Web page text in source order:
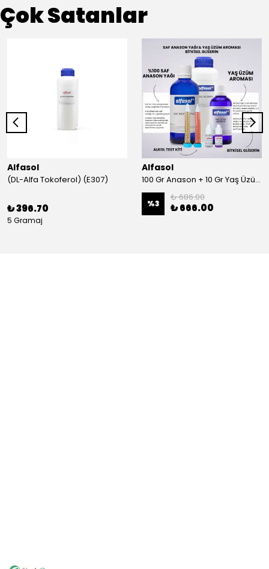
Çok Satanlar
Alfasol
(DL-Alfa Tokoferol) (E307)
₺ 396.70
5 Gramaj
Alfasol
100 Gr Anason + 10 Gr Yaş Üzüm + 250 Gr Gliserin + Alkol Test Kiti
%3
₺ 686.00
₺ 666.00